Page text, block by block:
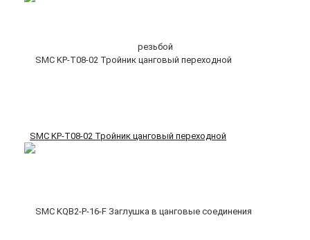
SMC KP-T08-02 Тройник цанговый переходной